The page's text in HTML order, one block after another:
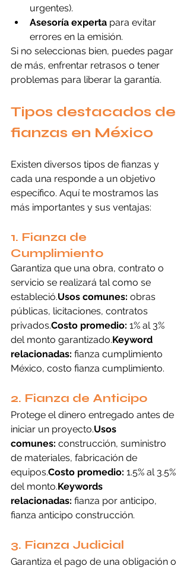
urgentes).
Asesoría experta para evitar
errores en la emisión.
Si no seleccionas bien, puedes pagar
de más, enfrentar retrasos o tener
problemas para liberar la garantía.
Tipos destacados de
fianzas en México
Existen diversos tipos de fianzas y
cada una responde a un objetivo
específico. Aquí te mostramos las
más importantes y sus ventajas:
1. Fianza de
Cumplimiento
Garantiza que una obra, contrato o
servicio se realizará tal como se
estableció.Usos comunes: obras
públicas, licitaciones, contratos
privados.Costo promedio: 1% al 3%
del monto garantizado.Keyword
relacionadas: fianza cumplimiento
México, costo fianza cumplimiento.
2. Fianza de Anticipo
Protege el dinero entregado antes de
iniciar un proyecto.Usos
comunes: construcción, suministro
de materiales, fabricación de
equipos.Costo promedio: 1.5% al 3.5%
del monto.Keywords
relacionadas: fianza por anticipo,
fianza anticipo construcción.
3. Fianza Judicial
Garantiza el pago de una obligación o